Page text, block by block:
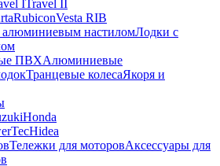
ITravel II
RubiconVesta RIB
алюминиевым настиломЛодки с
ПВХАлюминиевые
Транцевые колесаЯкоря и
Honda
Hidea
Тележки для моторовАксессуары для